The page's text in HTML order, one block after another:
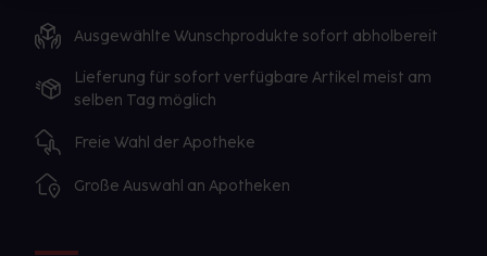
Ausgewählte Wunschprodukte sofort abholbereit
Lieferung für sofort verfügbare Artikel meist am
selben Tag möglich
Freie Wahl der Apotheke
Große Auswahl an Apotheken